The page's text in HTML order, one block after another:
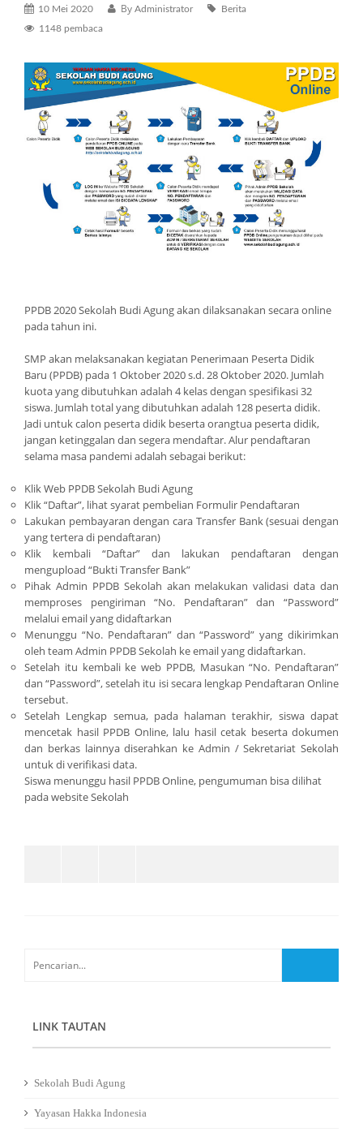
o
n
10 Mei 2020 By Administrator
Berita
1148 pembaca
PPDB 2020 Sekolah Budi Agung akan dilaksanakan secara online
pada tahun ini.
SMP akan melaksanakan kegiatan Penerimaan Peserta Didik
Baru (PPDB) pada 1 Oktober 2020 s.d. 28 Oktober 2020. Jumlah
kuota yang dibutuhkan adalah 4 kelas dengan spesifikasi 32
siswa. Jumlah total yang dibutuhkan adalah 128 peserta didik.
Jadi untuk calon peserta didik beserta orangtua peserta didik,
jangan ketinggalan dan segera mendaftar. Alur pendaftaran
selama masa pandemi adalah sebagai berikut:
Klik Web PPDB Sekolah Budi Agung
Klik “Daftar”, lihat syarat pembelian Formulir Pendaftaran
Lakukan pembayaran dengan cara Transfer Bank (sesuai dengan
yang tertera di pendaftaran)
Klik kembali “Daftar” dan lakukan pendaftaran dengan
mengupload “Bukti Transfer Bank”
Pihak Admin PPDB Sekolah akan melakukan validasi data dan
memproses pengiriman “No. Pendaftaran” dan “Password”
melalui email yang didaftarkan
Menunggu “No. Pendaftaran” dan “Password” yang dikirimkan
oleh team Admin PPDB Sekolah ke email yang didaftarkan.
Setelah itu kembali ke web PPDB, Masukan “No. Pendaftaran”
dan “Password”, setelah itu isi secara lengkap Pendaftaran Online
tersebut.
Setelah Lengkap semua, pada halaman terakhir, siswa dapat
mencetak hasil PPDB Online, lalu hasil cetak beserta dokumen
dan berkas lainnya diserahkan ke Admin / Sekretariat Sekolah
untuk di verifikasi data.
Siswa menunggu hasil PPDB Online, pengumuman bisa dilihat
pada website Sekolah
LINK TAUTAN
Sekolah Budi Agung
Yayasan Hakka Indonesia